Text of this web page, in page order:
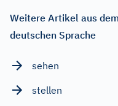
Weitere Artikel aus
deutschen Sprache
sehen
stellen